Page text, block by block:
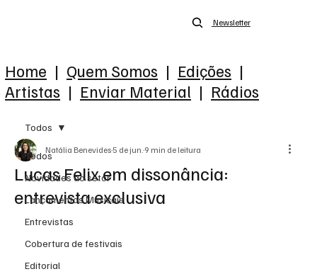
Newsletter
Home | Quem Somos | Edições |
Artistas | Enviar Material | Rádios
Todos
Novidades do setor
Lançamentos Musicais
Entrevistas
Cobertura de festivais
Editorial
Todos
Lucas Felix em dissonância:
entrevista exclusiva
Natália Benevides5 de jun. 9 min de leitura